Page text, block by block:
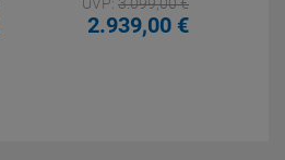
2.939,00 €